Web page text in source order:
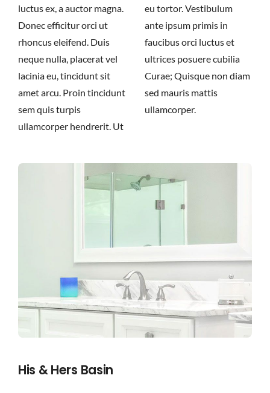
luctus ex, a auctor magna.
Donec efficitur orci ut
rhoncus eleifend. Duis
neque nulla, placerat vel
lacinia eu, tincidunt sit
amet arcu. Proin tincidunt
sem quis turpis
ullamcorper hendrerit. Ut
eu tortor. Vestibulum
ante ipsum primis in
faucibus orci luctus et
ultrices posuere cubilia
Curae; Quisque non diam
sed mauris mattis
ullamcorper.
His & Hers Basin